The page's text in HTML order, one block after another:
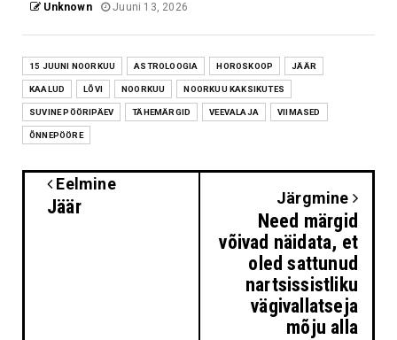
Unknown Juuni 13, 2026
15 JUUNI NOORKUU ASTROLOOGIA HOROSKOOP JÄÄR
KAALUD LÕVI NOORKUU NOORKUU KAKSIKUTES
SUVINE PÖÖRIPÄEV TÄHEMÄRGID VEEVALAJA VIIMASED
ÕNNEPÖÖRE
Eelmine
Jäär Järgmine
Need märgid
võivad näidata, et
oled sattunud
nartsissistliku
vägivallatseja
mõju alla